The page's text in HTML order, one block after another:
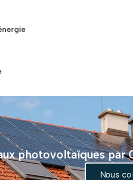
photovoltaïques par
Nous